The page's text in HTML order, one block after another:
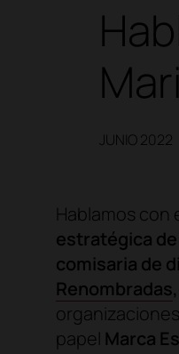
JUNIO 2022
Hablamos con
estratégica
comisaria de
Renombradas
papel Marca